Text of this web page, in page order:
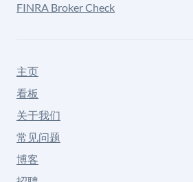
FINRA Broker Check
主页
看板
关于我们
常见问题
博客